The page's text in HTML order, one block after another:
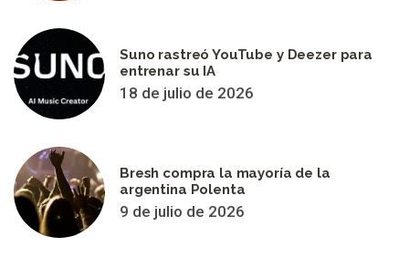
Suno rastreó YouTube y Deezer para
entrenar su IA
18 de julio de 2026
Bresh compra la mayoría de la
argentina Polenta
9 de julio de 2026